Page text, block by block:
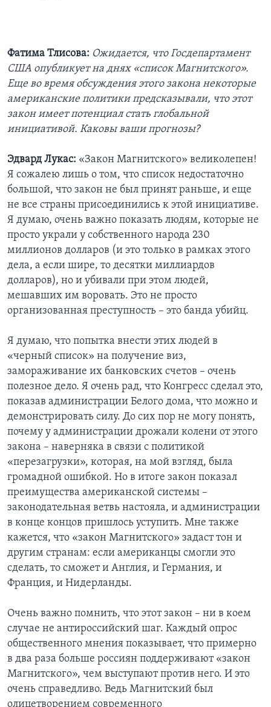
Фатима Тлисова: Ожидается, что Госдепартамент
США опубликует на днях «список Магнитского».
Еще во время обсуждения этого закона некоторые
американские политики предсказывали, что этот
закон имеет потенциал стать глобальной
инициативой. Каковы ваши прогнозы?
Эдвард Лукас: «Закон Магнитского» великолепен!
Я сожалею лишь о том, что список недостаточно
большой, что закон не был принят раньше, и еще
не все страны присоединились к этой инициативе.
Я думаю, очень важно показать людям, которые не
просто украли у собственного народа 230
миллионов долларов (и это только в рамках этого
дела, а если шире, то десятки миллиардов
долларов), но и убивали при этом людей,
мешавших им воровать. Это не просто
организованная преступность – это банда убийц.
Я думаю, что попытка внести этих людей в
«черный список» на получение виз,
замораживание их банковских счетов – очень
полезное дело. Я очень рад, что Конгресс сделал это,
показав администрации Белого дома, что можно и
демонстрировать силу. До сих пор не могу понять,
почему у администрации дрожали колени от этого
закона – наверняка в связи с политикой
«перезагрузки», которая, на мой взгляд, была
громадной ошибкой. Но в итоге закон показал
преимущества американской системы –
законодательная ветвь настояла, и администрации
в конце концов пришлось уступить. Мне также
кажется, что «закон Магнитского» задаст тон и
другим странам: если американцы смогли это
сделать, то сможет и Англия, и Германия, и
Франция, и Нидерланды.
Очень важно помнить, что этот закон – ни в коем
случае не антироссийский шаг. Каждый опрос
общественного мнения показывает, что примерно
в два раза больше россиян поддерживают «закон
Магнитского», чем выступают против него. И это
очень справедливо. Ведь Магнитский был
олицетворением современного